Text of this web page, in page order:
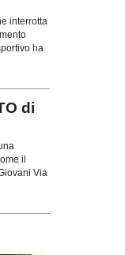
interrotta
ha
di
il
Via